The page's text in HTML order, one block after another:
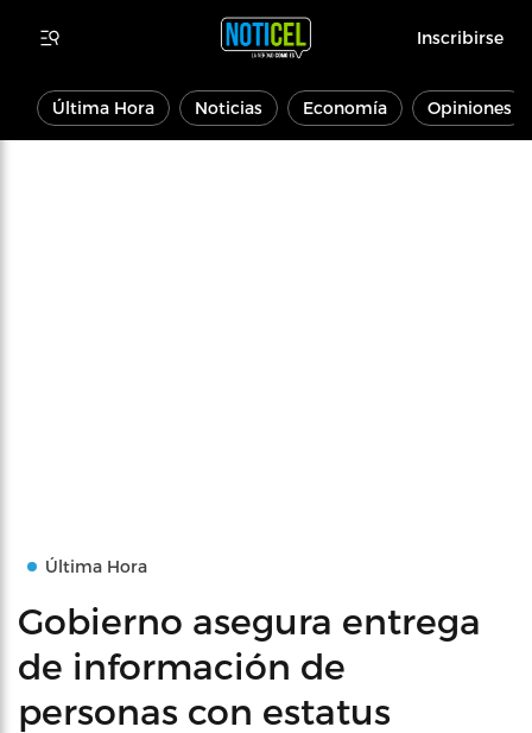
Inscribirse
Última Hora Noticias Economía Opiniones
Última Hora
Gobierno asegura entrega
de información de
personas con estatus